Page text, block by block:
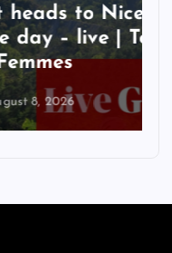
to Nice on
live | Tour